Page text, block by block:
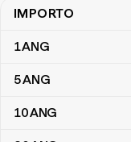
Tabella di
IMPORTO
1ANG
5ANG
10ANG